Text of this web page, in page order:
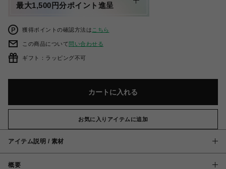
最大1,500円分ポイント進呈
獲得ポイントの確認方法は こちら
この商品について問い合わせる
ギフト：ラッピング不可
カートに入れる
お気に入りアイテムに追加
アイテム説明 / 素材
概要